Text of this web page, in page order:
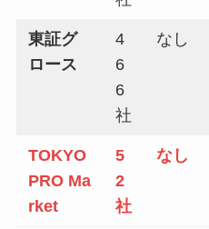
東証グ
ロース
4
6
6
社
なし
TOKYO
PRO Ma
rket
5
2
社
なし